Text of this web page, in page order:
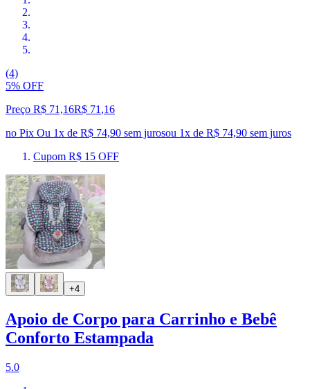
(4)
5% OFF
Preço R$ 71,16R$ 71 ,16
no Pix Ou 1x de R$ 74,90 sem jurosou 1x de R$ 74,90 sem juros
Cupom R$ 15 OFF
+4
Apoio de Corpo para Carrinho e Bebê
Conforto Estampada
5.0